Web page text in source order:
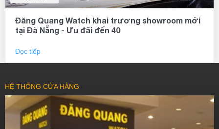
Đăng Quang Watch khai trương showroom mới
tại Đà Nẵng - Ưu đãi đến 40
Đọc tiếp
HỆ THỐNG CỬA HÀNG